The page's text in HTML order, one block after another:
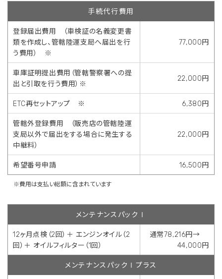
手続代行費用
登録届出費用 （車検証の名義変更書
類を作成し、管轄陸運支局へ届出を行
う費用） ※
77,000円
車庫証明提出費用（管轄警察署への提
出と引取を行う費用）※
22,000円
ETC再セットアップ ※ 6,380円
管轄外登録費用 （販売店の管轄陸運
支局以外で届出をする場合に発生する
中継料）
22,000円
希望番号申請 16,500円
※費用は支払い総額に含まれています
メンテナンスパックⅠ
12ヶ月点検（2回）＋ エンジンオイル（2
回）＋ オイルフィルター（1回）
通常78,216円→
44,000円
メンテナンスパックⅠプラス